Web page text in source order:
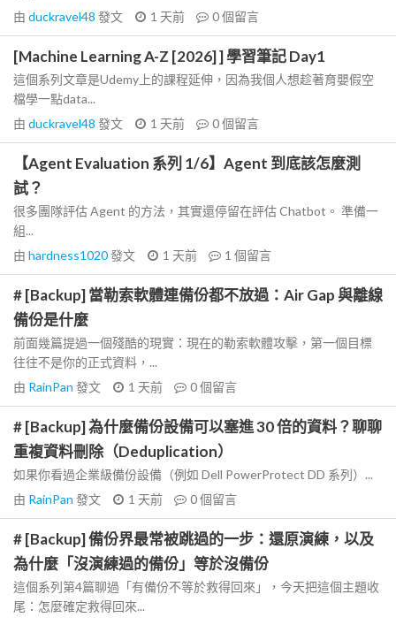
由 duckravel48 發文 1 天前 0個留言
[Machine Learning A-Z [2026] ] 學習筆記 Day1
這個系列文章是Udemy上的課程延伸，因為我個人想趁著育嬰假空
檔學一點data...
由 duckravel48 發文 1 天前 0個留言
【Agent Evaluation 系列 1/6】Agent 到底該怎麼測
試？
很多團隊評估 Agent 的方法，其實還停留在評估 Chatbot。 準備一
組...
由 hardness1020發文 1 天前 1 個留言
# [Backup] 當勒索軟體連備份都不放過：Air Gap 與離線
備份是什麼
前面幾篇提過一個殘酷的現實：現在的勒索軟體攻擊，第一個目標
往往不是你的正式資料，...
由 RainPan 發文 1 天前 0個留言
# [Backup] 為什麼備份設備可以塞進 30 倍的資料？聊聊
重複資料刪除（Deduplication）
如果你看過企業級備份設備（例如 Dell PowerProtect DD 系列）...
由 RainPan 發文 1 天前 0個留言
# [Backup] 備份界最常被跳過的一步：還原演練，以及
為什麼「沒演練過的備份」等於沒備份
這個系列第4篇聊過「有備份不等於救得回來」，今天把這個主題收
尾：怎麼確定救得回來...